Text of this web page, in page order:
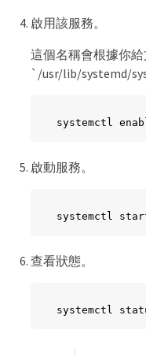
啟用該服務。
這個名稱會根據你給
`/usr/lib/systemd/
systemctl
啟動服務。
systemctl
查看狀態。
systemctl